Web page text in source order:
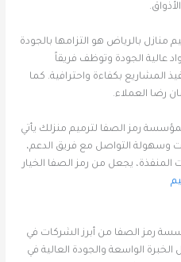
بالرياض هو التزامها بالجودة
عالية الجودة وتوظف فريقاً
المشاريع بكفاءة واحترافية. كما
رضا العملاء.
رمز الصفا لترميم منزلك يأتي
وسهولة التواصل مع فريق الدعم،
يجعل من رمز الصفا الخيار
رمز الصفا من أبرز الشركات في
الواسعة والجودة العالية في